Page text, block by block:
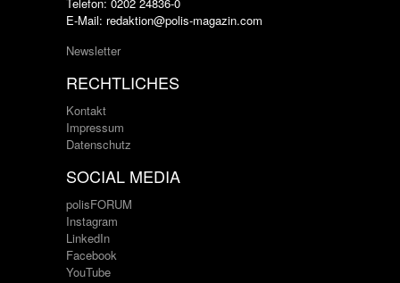
Telefon: 0202 24836-0
E-Mail: redaktion@polis-magazin.com
Newsletter
RECHTLICHES
Kontakt
Impressum
Datenschutz
SOCIAL MEDIA
polisFORUM
Instagram
LinkedIn
Facebook
YouTube